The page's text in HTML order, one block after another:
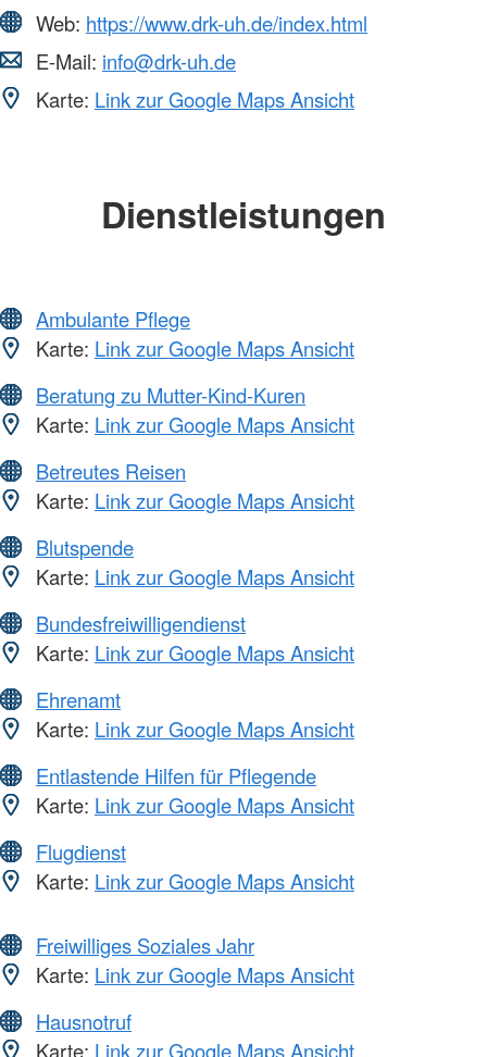
Web: https://www.drk-uh.de/index.html
E-Mail: info@drk-uh.de
Karte: Link zur Google Maps Ansicht
Dienstleistungen
Ambulante Pflege
Karte: Link zur Google Maps Ansicht
Beratung zu Mutter-Kind-Kuren
Karte: Link zur Google Maps Ansicht
Betreutes Reisen
Karte: Link zur Google Maps Ansicht
Blutspende
Karte: Link zur Google Maps Ansicht
Bundesfreiwilligendienst
Karte: Link zur Google Maps Ansicht
Ehrenamt
Karte: Link zur Google Maps Ansicht
Entlastende Hilfen für Pflegende
Karte: Link zur Google Maps Ansicht
Flugdienst
Karte: Link zur Google Maps Ansicht
Freiwilliges Soziales Jahr
Karte: Link zur Google Maps Ansicht
Hausnotruf
Karte: Link zur Google Maps Ansicht